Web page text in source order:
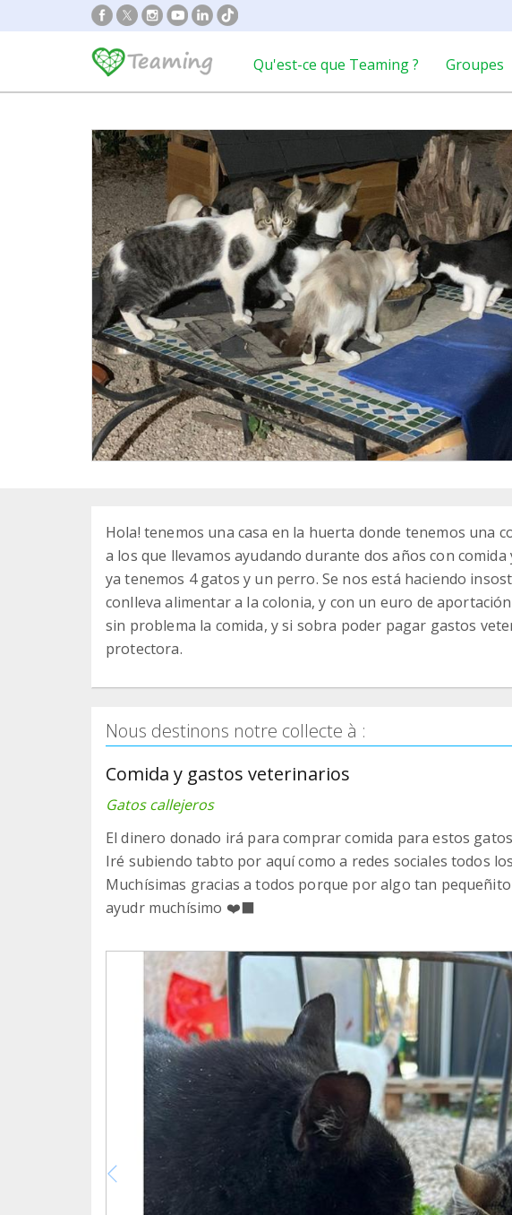
Qu'est-ce que Teaming ? Groupes
Hola! tenemos una casa en la huerta donde tenemos una
a los que llevamos ayudando durante dos años con
ya tenemos 4 gatos y un perro. Se nos está haciendo
conlleva alimentar a la colonia, y con un euro de
sin problema la comida, y si sobra poder pagar gastos
protectora.
Nous destinons notre collecte à :
Comida y gastos veterinarios
Gatos callejeros
El dinero donado irá para comprar comida para estos
Iré subiendo tabto por aquí como a redes sociales todos
Muchísimas gracias a todos porque por algo tan
ayudr muchísimo ❤️‍⬛